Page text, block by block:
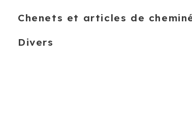
Chenets et articles de
Divers